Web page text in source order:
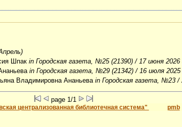
Шпакin Городская газета, №25 (21390) / 17 июня
in Городская газета, №29 (21342) / 16 июля
Владимировна Ананьеваin Городская газета, №23 /
page 1/1
централизованная библиотечная система" pmb